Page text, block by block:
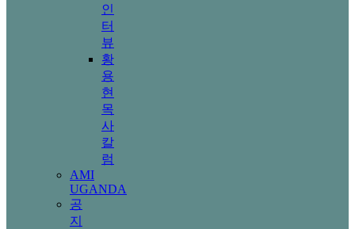
인
터
뷰
황
용
현
목
사
칼
럼
AMI
UGANDA
공
지